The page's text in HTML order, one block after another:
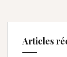
Articles